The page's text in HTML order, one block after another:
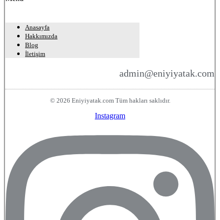
Anasayfa
Hakkımızda
Blog
İletişim
admin@eniyiyatak.com
© 2026 Eniyiyatak.com Tüm hakları saklıdır.
Instagram